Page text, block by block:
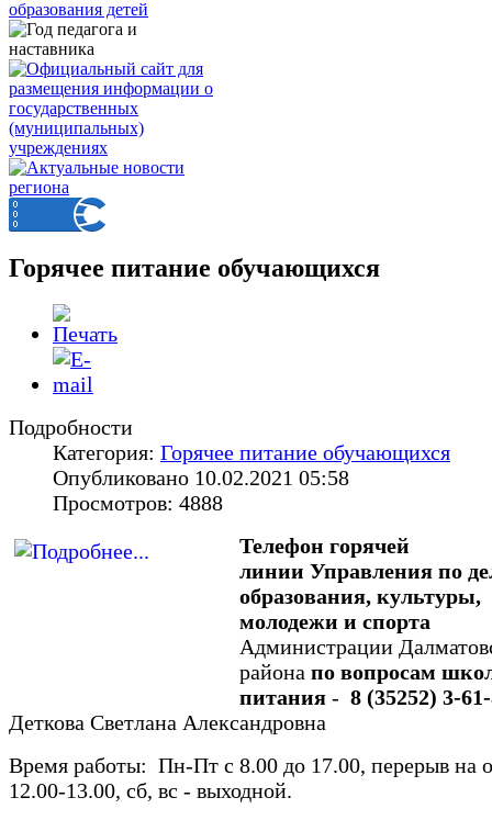
Горячее питание обучающихся
Подробности
Категория: Горячее питание обучающихся
Опубликовано 10.02.2021 05:58
Просмотров: 4888
Телефон горячей
линии Управления по
образования, культуры,
молодежи и спорта
Администрации
района по вопросам
питания - 8 (35252) 3-
Деткова Светлана Александровна
Время работы: Пн-Пт с 8.00 до 17.00, перерыв на
12.00-13.00, сб, вс - выходной.